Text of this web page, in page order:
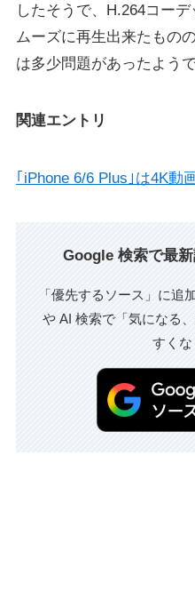
したそうで、H.264コー
ムーズに再生出来たもの
は多少問題があったようで
関連エントリ
｢iPhone 6/6 Plus｣は4K動
Google 検索で最
「優先するソース」に追
や AI 検索で「気になる
すくな